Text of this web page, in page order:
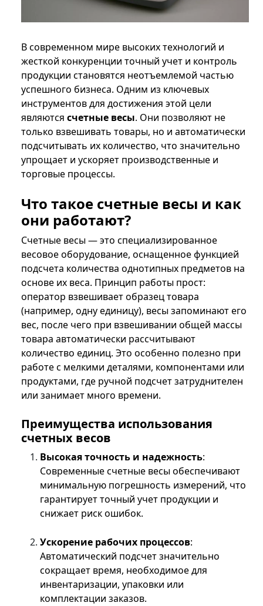
В современном мире высоких технологий и
жесткой конкуренции точный учет и контроль
продукции становятся неотъемлемой частью
успешного бизнеса. Одним из ключевых
инструментов для достижения этой цели
являются счетные весы. Они позволяют не
только взвешивать товары, но и автоматически
подсчитывать их количество, что значительно
упрощает и ускоряет производственные и
торговые процессы.
Что такое счетные весы и как
они работают?
Счетные весы — это специализированное
весовое оборудование, оснащенное функцией
подсчета количества однотипных предметов на
основе их веса. Принцип работы прост:
оператор взвешивает образец товара
(например, одну единицу), весы запоминают его
вес, после чего при взвешивании общей массы
товара автоматически рассчитывают
количество единиц. Это особенно полезно при
работе с мелкими деталями, компонентами или
продуктами, где ручной подсчет затруднителен
или занимает много времени.
Преимущества использования
счетных весов
Высокая точность и надежность:
Современные счетные весы обеспечивают
минимальную погрешность измерений, что
гарантирует точный учет продукции и
снижает риск ошибок.
Ускорение рабочих процессов:
Автоматический подсчет значительно
сокращает время, необходимое для
инвентаризации, упаковки или
комплектации заказов.